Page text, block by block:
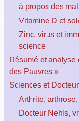
à propos des
Vitamine D et
Zinc, virus et
science
Résumé et analyse
des Pauvres »
Sciences et
Arthrite,
Docteur Nehls,